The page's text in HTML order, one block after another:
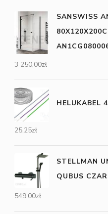
SANSWISS
3 250,00zł
HELUKABEL
25,25zł
STELLMAN
QUBUS
549,00zł